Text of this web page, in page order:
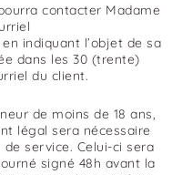
contacter Madame
indiquant l’objet de sa
dans les 30 (trente)
du client.
de moins de 18 ans,
légal sera nécessaire
service. Celui-ci sera
signé 48h avant la